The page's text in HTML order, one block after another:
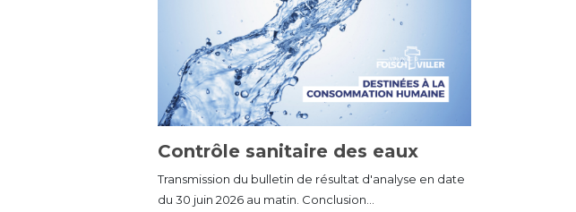
Contrôle sanitaire des eaux
Transmission du bulletin de résultat d'analyse en date
du 30 juin 2026 au matin. Conclusion...